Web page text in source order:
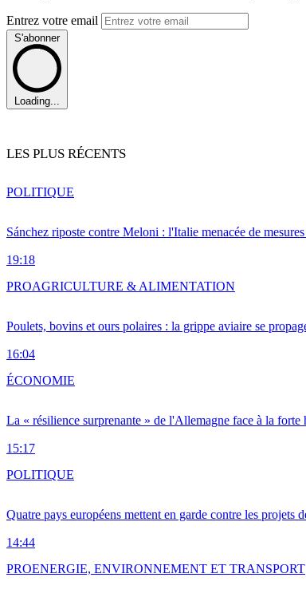
Entrez votre email
S'abonner
Loading...
LES PLUS RÉCENTS
Sánchez riposte contre Meloni : l'Italie menacée de
19:18
POLITIQUE
Poulets, bovins et ours polaires : la grippe aviaire se
16:04
PROAGRICULTURE & ALIMENTATION
La « résilience surprenante » de l'Allemagne face à la forte
15:17
ÉCONOMIE
Quatre pays européens mettent en garde contre les projets
14:44
POLITIQUE
PROENERGIE, ENVIRONNEMENT ET TRANSPORT